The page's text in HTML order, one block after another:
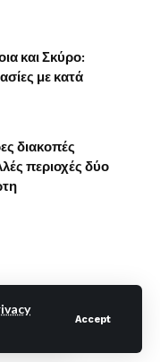
Accept
και Σκύρο:
με κατά
διακοπές
περιοχές δύο